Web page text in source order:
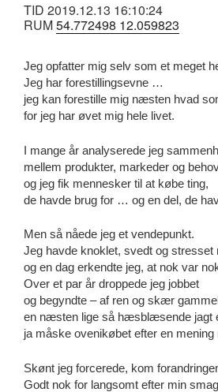
TID 2019.12.13 16:10:24
RUM54.772498 12.059823
Jeg opfatter mig selv som et meget
Jeg har forestillingsevne …
jeg kan forestille mig næsten hvad
for jeg har øvet mig hele livet.
I mange år analyserede jeg
mellem produkter, markeder og
og jeg fik mennesker til at købe ting,
de havde brug for … og en del, de
Men så nåede jeg et vendepunkt.
Jeg havde knoklet, svedt og stresset
og en dag erkendte jeg, at nok var
Over et par år droppede jeg jobbet
og begyndte – af ren og skær
en næsten lige så hæsblæsende jagt
ja måske ovenikøbet efter en mening
Skønt jeg forcerede, kom
Godt nok for langsomt efter min